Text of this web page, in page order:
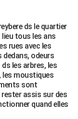
ds le quartier
tous les ans
rues avec les
dedans, odeurs
les arbres, les
moustiques
sont
assis sur des
quand elles